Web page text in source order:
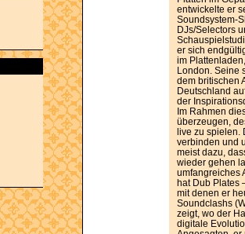
entwickelte er
Soundsystem-
DJs/Selectors
er sich
im
London. Seine
dem britischen
Deutschland
der
Im Rahmen
überzeugen,
live zu spielen.
verbinden und
meist dazu,
wieder gehen
umfangreiches
hat Dub Plates
mit denen er
Soundclashs
zeigt, wo der
digitale